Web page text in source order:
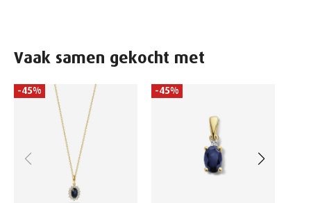
Vaak samen gekocht met
-45% -45%